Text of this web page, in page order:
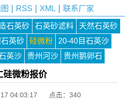
RSS XML| 联系厂家
石英砂 石英砂滤料
天然石英砂
英砂 硅微粉
20-40目石英沙
英沙 贵州河沙 贵州鹅卵石
硅微粉报价
17 04:03:17 点击： 340